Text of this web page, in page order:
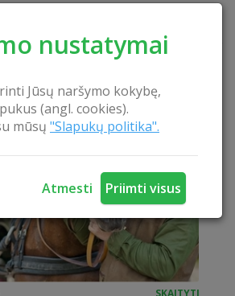
nustatymai
Jūsų naršymo kokybę,
(angl. cookies).
mūsų "Slapukų politika".
Atmesti Priimti visus
SKAITYTI